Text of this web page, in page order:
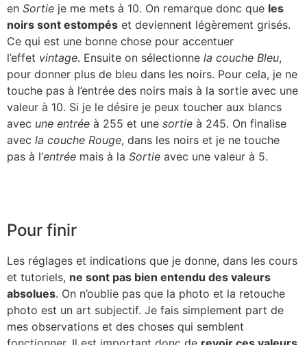
en Sortie je me mets à 10. On remarque donc que les
noirs sont estompés et deviennent légèrement grisés.
Ce qui est une bonne chose pour accentuer
l’effet vintage. Ensuite on sélectionne la couche Bleu,
pour donner plus de bleu dans les noirs. Pour cela, je ne
touche pas à l’entrée des noirs mais à la sortie avec une
valeur à 10. Si je le désire je peux toucher aux blancs
avec une entrée à 255 et une sortie à 245. On finalise
avec la couche Rouge, dans les noirs et je ne touche
pas à l’entrée mais à la Sortie avec une valeur à 5.
Pour finir
Les réglages et indications que je donne, dans les cours
et tutoriels, ne sont pas bien entendu des valeurs
absolues. On n’oublie pas que la photo et la retouche
photo est un art subjectif. Je fais simplement part de
mes observations et des choses qui semblent